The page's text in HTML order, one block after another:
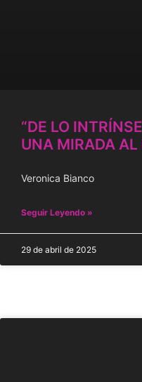
“DE LO
UNA MIRADA
Veronica Bianco
Seguir Leyendo »
29 de abril de 2025